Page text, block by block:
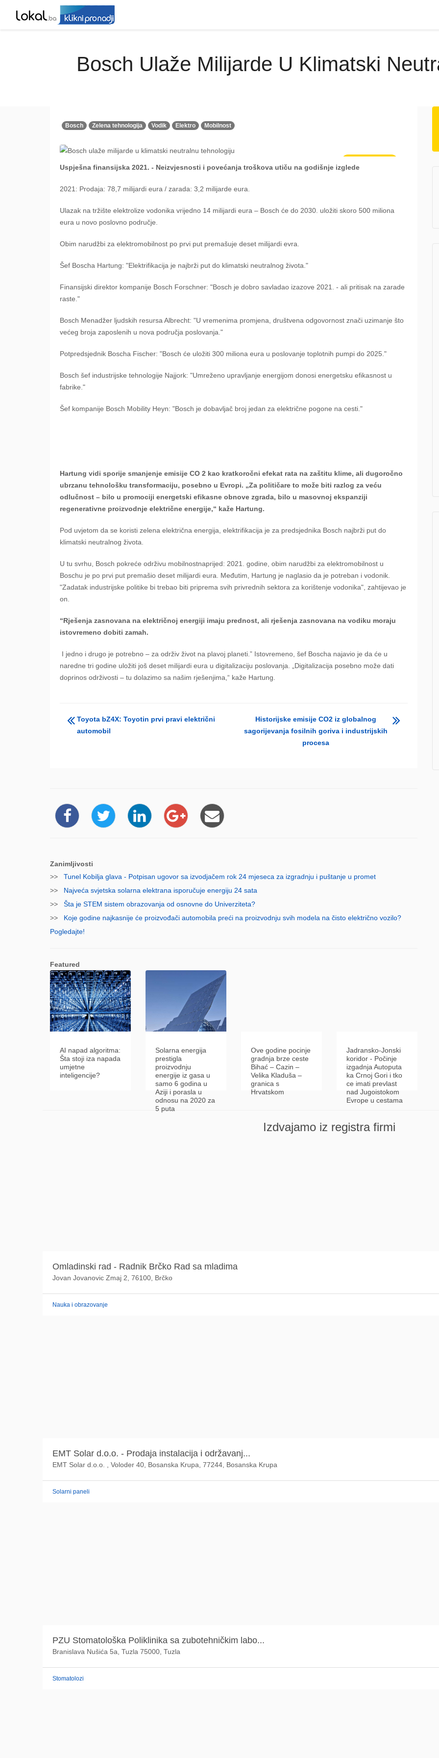
Bosch Ulaže Milijarde U Klimatski
Bosch Zelena tehnologija Vodik Elektro Mobilnost
Uspješna finansijska 2021. - Neizvjesnosti i povećanja troškova utiču na godišnje izglede
2021: Prodaja: 78,7 milijardi eura / zarada: 3,2 milijarde eura.
Ulazak na tržište elektrolize vodonika vrijedno 14 milijardi eura – Bosch će do 2030. uložiti skoro 500 miliona
eura u novo poslovno područje.
Obim narudžbi za elektromobilnost po prvi put premašuje deset milijardi evra.
Šef Boscha Hartung: "Elektrifikacija je najbrži put do klimatski neutralnog života."
Finansijski direktor kompanije Bosch Forschner: "Bosch je dobro savladao izazove 2021. - ali pritisak na zarade
raste."
Bosch Menadžer ljudskih resursa Albrecht: "U vremenima promjena, društvena odgovornost znači uzimanje što
većeg broja zaposlenih u nova područja poslovanja."
Potpredsjednik Boscha Fischer: "Bosch će uložiti 300 miliona eura u poslovanje toplotnih pumpi do 2025."
Bosch šef industrijske tehnologije Najjork: "Umreženo upravljanje energijom donosi energetsku efikasnost u
fabrike."
Šef kompanije Bosch Mobility Heyn: "Bosch je dobavljač broj jedan za električne pogone na cesti."
Hartung vidi sporije smanjenje emisije CO 2 kao kratkoročni efekat rata na zaštitu klime, ali dugoročno
ubrzanu tehnološku transformaciju, posebno u Evropi. „Za političare to može biti razlog za veću
odlučnost – bilo u promociji energetski efikasne obnove zgrada, bilo u masovnoj ekspanziji
regenerativne proizvodnje električne energije,“ kaže Hartung.
Pod uvjetom da se koristi zelena električna energija, elektrifikacija je za predsjednika Bosch najbrži put do
klimatski neutralnog života.
U tu svrhu, Bosch pokreće održivu mobilnostnaprijed: 2021. godine, obim narudžbi za elektromobilnost u
Boschu je po prvi put premašio deset milijardi eura. Međutim, Hartung je naglasio da je potreban i vodonik.
"Zadatak industrijske politike bi trebao biti priprema svih privrednih sektora za korištenje vodonika", zahtijevao je
on.
“Rješenja zasnovana na električnoj energiji imaju prednost, ali rješenja zasnovana na vodiku moraju
istovremeno dobiti zamah.
I jedno i drugo je potrebno – za održiv život na plavoj planeti.” Istovremeno, šef Boscha najavio je da će u
naredne tri godine uložiti još deset milijardi eura u digitalizaciju poslovanja. „Digitalizacija posebno može dati
doprinos održivosti – tu dolazimo sa našim rješenjima,“ kaže Hartung.
Toyota bZ4X: Toyotin prvi pravi električni
automobil
Historijske emisije CO2 iz globalnog
sagorijevanja fosilnih goriva i industrijskih
procesa
Zanimljivosti
>> Tunel Kobilja glava - Potpisan ugovor sa izvodjačem rok 24 mjeseca za izgradnju i puštanje u promet
>> Najveća svjetska solarna elektrana isporučuje energiju 24 sata
>> Šta je STEM sistem obrazovanja od osnovne do Univerziteta?
>> Koje godine najkasnije će proizvođači automobila preći na proizvodnju svih modela na čisto električno vozilo?
Pogledajte!
Featured
AI napad algoritma:
Šta stoji iza napada
umjetne
inteligencije?
Solarna energija
prestigla
proizvodnju
energije iz gasa u
samo 6 godina u
Aziji i porasla u
odnosu na 2020 za
5 puta
Ove godine pocinje
gradnja brze ceste
Bihać – Cazin –
Velika Kladuša –
granica s
Hrvatskom
Jadransko-Jonski
koridor - Počinje
izgadnja Autoputa
ka Crnoj Gori i tko
ce imati prevlast
nad Jugoistokom
Evrope u cestama
Izdvajamo iz registra firmi
Omladinski rad - Radnik Brčko Rad sa mladima
Jovan Jovanovic Zmaj 2, 76100, Brčko
Nauka i obrazovanje
EMT Solar d.o.o. - Prodaja instalacija i održavanj...
EMT Solar d.o.o. , Voloder 40, Bosanska Krupa, 77244, Bosanska Krupa
Solarni paneli
PZU Stomatološka Poliklinika sa zubotehničkim labo...
Branislava Nušića 5a, Tuzla 75000, Tuzla
Stomatolozi